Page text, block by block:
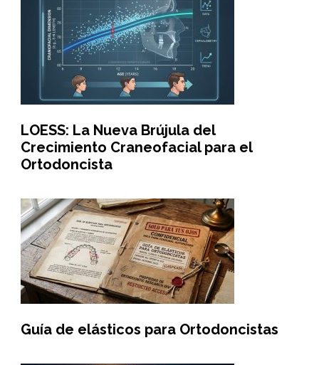
LOESS: La Nueva Brújula del
Crecimiento Craneofacial para el
Ortodoncista
Guía de elásticos para Ortodoncistas